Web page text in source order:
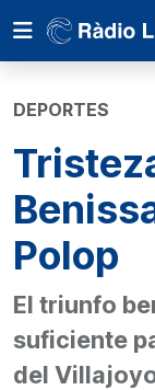
DEPORTES
Polop
El triunfo
suficiente
del